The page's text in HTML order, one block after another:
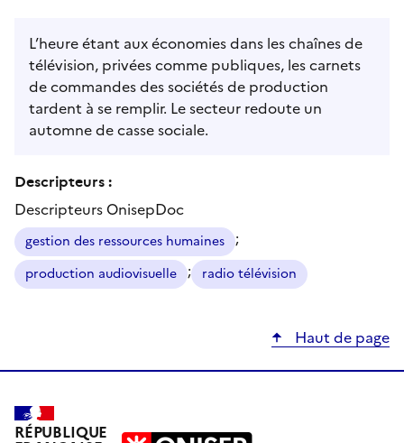
L’heure étant aux économies dans les chaînes de
télévision, privées comme publiques, les carnets
de commandes des sociétés de production
tardent à se remplir. Le secteur redoute un
automne de casse sociale.
Descripteurs :
Descripteurs OnisepDoc
gestion des ressources humaines ;
production audiovisuelle ; radio télévision
Haut de page
RÉPUBLIQUE